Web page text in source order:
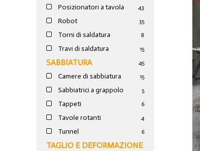
Posizionatori a tavola 43
Robot 35
Torni di saldatura 8
Travi di saldatura 15
SABBIATURA 45
Camere di sabbiatura 15
Sabbiatrici a grappolo 5
Tappeti 6
Tavole rotanti 4
Tunnel 6
TAGLIO E DEFORMAZIONE